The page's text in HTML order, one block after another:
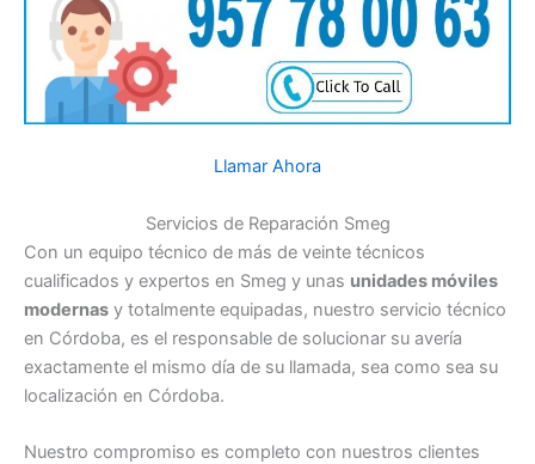
Llamar Ahora
Servicios de Reparación Smeg
Con un equipo técnico de más de veinte técnicos
cualificados y expertos en Smeg y unas unidades móviles
modernas y totalmente equipadas, nuestro servicio técnico
en Córdoba, es el responsable de solucionar su avería
exactamente el mismo día de su llamada, sea como sea su
localización en Córdoba.
Nuestro compromiso es completo con nuestros clientes